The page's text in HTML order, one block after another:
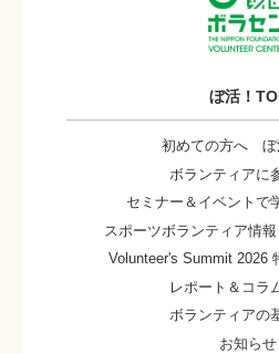
ぼ活！
初めての方へ ぼ
ボランティアに
セミナー＆イベントで
スポーツボランティア情
Volunteer's Summit 2026
レポート＆コラ
ボランティアの
お知らせ